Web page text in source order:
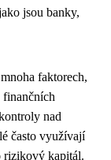
jsou banky,
faktorech,
nad
často využívají
rizikový kapitál.